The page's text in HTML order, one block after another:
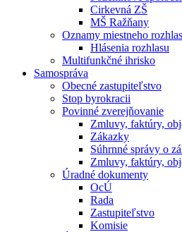
Cirkevná ZŠ
MŠ Ražňany
Oznamy miestneho
Hlásenia rozhlasu
Multifunkčné ihrisko
Samospráva
Obecné zastupiteľstvo
Stop byrokracii
Povinné zverejňovanie
Zmluvy, faktúry,
Zákazky
Súhrnné správy o
Zmluvy, faktúry,
Úradné dokumenty
OcÚ
Rada
Zastupiteľstvo
Komisie